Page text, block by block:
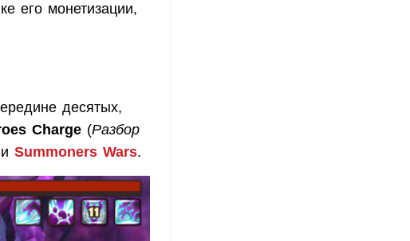
его монетизации,
десятых,
Charge (Разбор
Summoners Wars.